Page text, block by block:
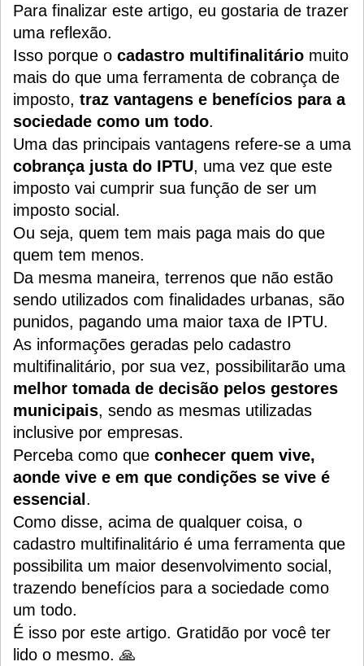
Para finalizar este artigo, eu gostaria de trazer
uma reflexão.
Isso porque o cadastro multifinalitário muito
mais do que uma ferramenta de cobrança de
imposto, traz vantagens e benefícios para a
sociedade como um todo.
Uma das principais vantagens refere-se a uma
cobrança justa do IPTU, uma vez que este
imposto vai cumprir sua função de ser um
imposto social.
Ou seja, quem tem mais paga mais do que
quem tem menos.
Da mesma maneira, terrenos que não estão
sendo utilizados com finalidades urbanas, são
punidos, pagando uma maior taxa de IPTU.
As informações geradas pelo cadastro
multifinalitário, por sua vez, possibilitarão uma
melhor tomada de decisão pelos gestores
municipais, sendo as mesmas utilizadas
inclusive por empresas.
Perceba como que conhecer quem vive,
aonde vive e em que condições se vive é
essencial .
Como disse, acima de qualquer coisa, o
cadastro multifinalitário é uma ferramenta que
possibilita um maior desenvolvimento social,
trazendo benefícios para a sociedade como
um todo.
É isso por este artigo. Gratidão por você ter
lido o mesmo. 🙏